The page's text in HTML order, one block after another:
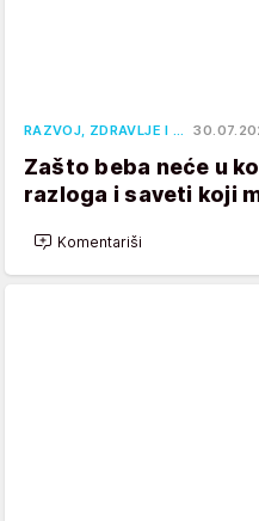
RAZVOJ, ZDRAVLJE I …
Zašto beba neće u
razloga i saveti koji
Komentariši